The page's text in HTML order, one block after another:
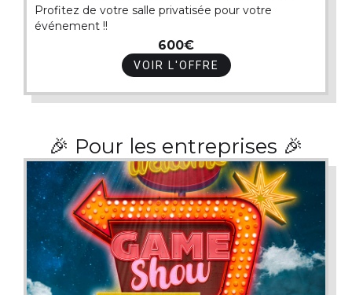
Profitez de votre salle privatisée pour votre
événement !!
600€
VOIR L'OFFRE
🎉 Pour les entreprises 🎉